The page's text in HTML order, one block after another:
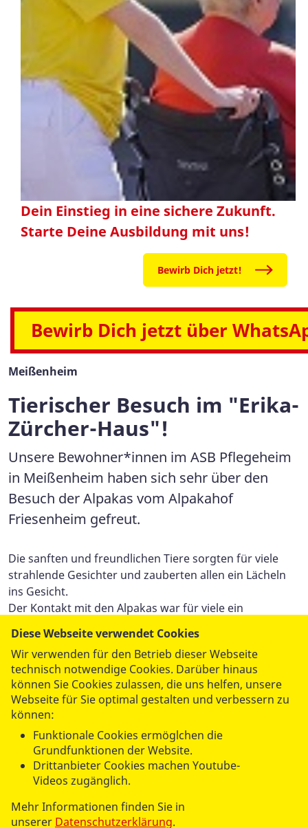
Dein Einstieg in eine sichere Zukunft.
Starte Deine Ausbildung mit uns!
Bewirb Dich jetzt!
Bewirb Dich jetzt über
Meißenheim
Tierischer Besuch im "Erika-
Zürcher-Haus"!
Unsere Bewohner*innen im ASB Pflegeheim
in Meißenheim haben sich sehr über den
Besuch der Alpakas vom Alpakahof
Friesenheim gefreut.
Die sanften und freundlichen Tiere sorgten für viele
strahlende Gesichter und zauberten allen ein Lächeln
ins Gesicht.
Der Kontakt mit den Alpakas war für viele ein
willkommene Abwechslung in den Alltag. Solche
Momente stärken das Wohlbefinden und schaffen
wertvolle Erinnerungen.
Ein herzliches Dankeschön an den Alpakahof
Friesenheim für diesen schönen Besuch und die
wunderbare Zeit mit den Alpakas!
Diese Webseite verwendet Cookies
Wir verwenden für den Betrieb dieser Webseite
technisch notwendige Cookies. Darüber hinaus
können Sie Cookies zulassen, die uns helfen, unsere
Webseite für Sie optimal gestalten und verbessern zu
können:
Funktionale Cookies ermöglchen die
Grundfunktionen der Website.
Drittanbieter Cookies machen Youtube-
Videos zugänglich.
Mehr Informationen finden Sie in
unserer Datenschutzerklärung.